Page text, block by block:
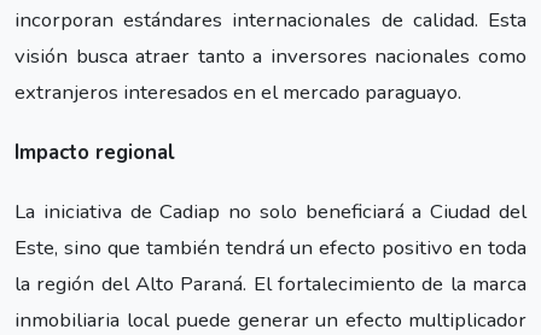
incorporan estándares internacionales de calidad. Esta
visión busca atraer tanto a inversores nacionales como
extranjeros interesados en el mercado paraguayo.
Impacto regional
La iniciativa de Cadiap no solo beneficiará a Ciudad del
Este, sino que también tendrá un efecto positivo en toda
la región del Alto Paraná. El fortalecimiento de la marca
inmobiliaria local puede generar un efecto multiplicador